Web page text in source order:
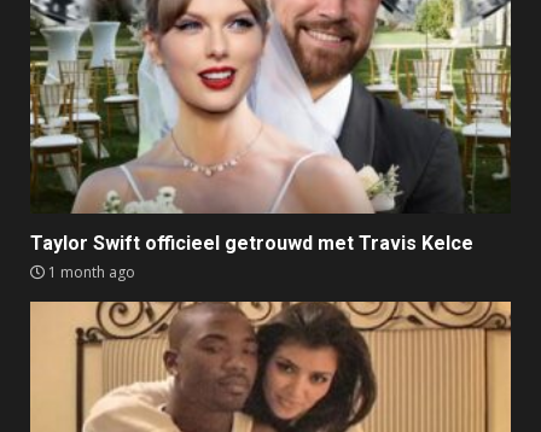
Taylor Swift officieel getrouwd met Travis Kelce
1 month ago